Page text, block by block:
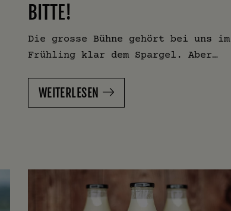
BITTE!
Die grosse Bühne gehört bei uns im
Frühling klar dem Spargel. Aber…
WEITERLESEN